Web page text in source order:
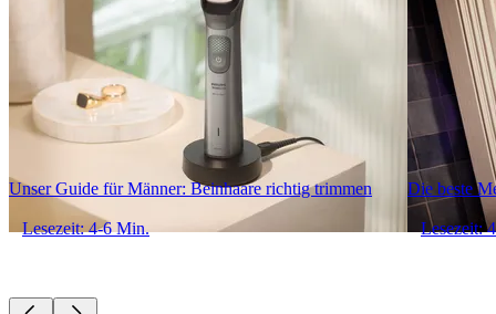
Unser Guide für Männer: Beinhaare richtig trimmen
Lesezeit: 4-6 Min.
Die beste
Lesezeit: